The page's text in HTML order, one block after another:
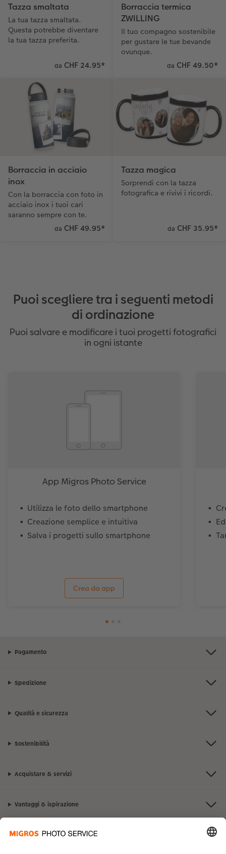
Tazza smaltata
La tua tazza smaltata.
Questa potrebbe diventare
la tua tazza preferita.
da CHF 24.95*
Borraccia termica
ZWILLING
Il tuo compagno sostenibile
per gustare le tue bevande
ovunque.
da CHF 49.50*
Borraccia in acciaio
inox
Con la borraccia con foto in
acciaio inox i tuoi cari
saranno sempre con te.
da CHF 49.95*
Tazza magica
Sorprendi con la tazza
fotografica e rivivi i ricordi.
da CHF 35.95*
Puoi scegliere tra i seguenti metodi
di ordinazione
Puoi salvare e modificare i tuoi progetti fotografici
in ogni istante
App Migros Photo Service
Utilizza le foto dello smartphone
Creazione semplice e intuitiva
Salva i progetti sullo smartphone
Crea da app
Pagamento
Spedizione
Qualità e sicurezza
Sostenibilità
Acquistare & servizi
Vantaggi & ispirazione
Contatto & aiuto